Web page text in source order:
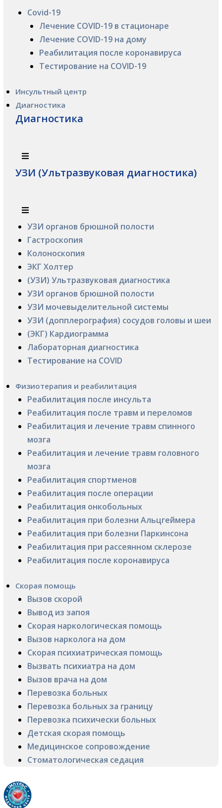
Covid-19
Лечение COVID-19 в стационаре
Лечение COVID-19 на дому
Реабилитация после коронавируса
Тестирование на COVID-19
Инсультный центр
Диагностика
Диагностика
УЗИ (Ультразвуковая диагностика)
УЗИ органов брюшной полости
Гастроскопия
Колоноскопия
ЭКГ Холтер
(УЗИ) Ультразвуковая диагностика
УЗИ органов брюшной полости
УЗИ мочевыделительной системы
УЗИ (допплерография) сосудов головы и шеи
(ЭКГ) Кардиограмма
Лабораторная диагностика
Тестирование на COVID
Физиотерапия и реабилитация
Реабилитация после инсульта
Реабилитация после травм и переломов
Реабилитация и лечение травм спинного
мозга
Реабилитация и лечение травм головного
мозга
Реабилитация спортменов
Реабилитация после операции
Реабилитация онкобольных
Реабилитация при болезни Альцгеймера
Реабилитация при болезни Паркинсона
Реабилитация при рассеянном склерозе
Реабилитация после коронавируса
Скорая помощь
Вызов скорой
Вывод из запоя
Скорая наркологическая помощь
Вызов нарколога на дом
Скорая психиатрическая помощь
Вызвать психиатра на дом
Вызов врача на дом
Перевозка больных
Перевозка больных за границу
Перевозка психически больных
Детская скорая помощь
Медицинское сопровождение
Стоматологическая седация